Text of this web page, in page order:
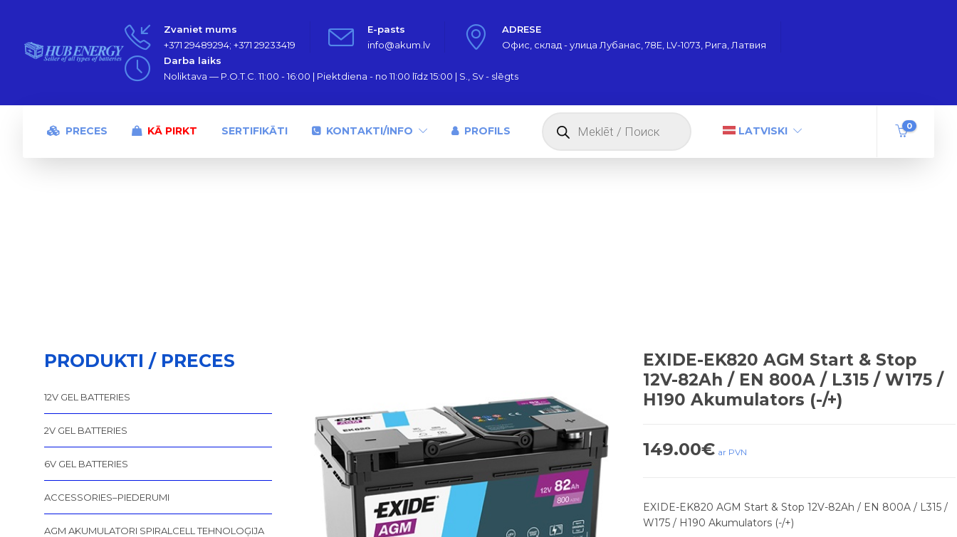
Zvaniet mums
+371 29489294; +371 29233419
E-pasts
info@akum.lv
ADRESE
Офис, склад - улица Лубанас, 78Е, LV-1073, Рига, Латвия
Darba laiks
Noliktava — P.O.T.C. 11:00 - 16:00 | Piektdiena - no 11:00 līdz 15:00 | S., Sv - slēgts
PRECES KĀ PIRKT SERTIFIKĀTI KONTAKTI/INFO PROFILS
Products
search LATVISKI 0
EXIDE-EK820 AGM Start & Stop
12V-82Ah / EN 800A / L315 / W175 /
H190 Akumulators (-/+)
149.00€ ar PVN
EXIDE-EK820 AGM Start & Stop 12V-82Ah / EN 800A / L315 /
W175 / H190 Akumulators (-/+)
PRODUKTI / PRECES
12V GEL BATTERIES
2V GEL BATTERIES
6V GEL BATTERIES
ACCESSORIES–PIEDERUMI
AGM AKUMULATORI SPIRALCELL TEHNOLOĢIJA